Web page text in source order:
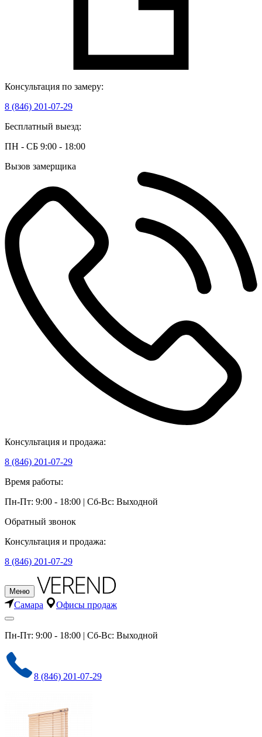
Консультация по замеру:
8 (846) 201-07-29
Бесплатный выезд:
ПН - СБ 9:00 - 18:00
Вызов замерщика
Консультация и продажа:
8 (846) 201-07-29
Время работы:
Пн-Пт: 9:00 - 18:00 | Сб-Вс: Выходной
Обратный звонок
Консультация и продажа:
8 (846) 201-07-29
Меню
Самара Офисы продаж
Пн-Пт: 9:00 - 18:00 | Сб-Вс: Выходной
8 (846) 201-07-29